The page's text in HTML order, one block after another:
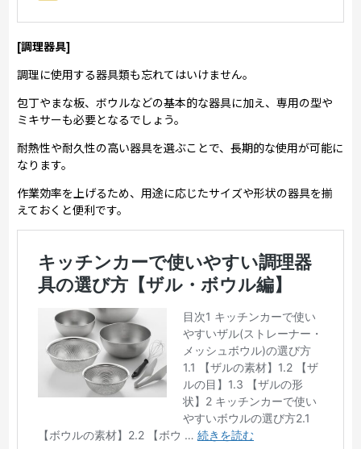
[調理器具]
調理に使用する器具類も忘れてはいけません。
包丁やまな板、ボウルなどの基本的な器具に加え、専用の型や
ミキサーも必要となるでしょう。
耐熱性や耐久性の高い器具を選ぶことで、長期的な使用が可能に
なります。
作業効率を上げるため、用途に応じたサイズや形状の器具を揃
えておくと便利です。